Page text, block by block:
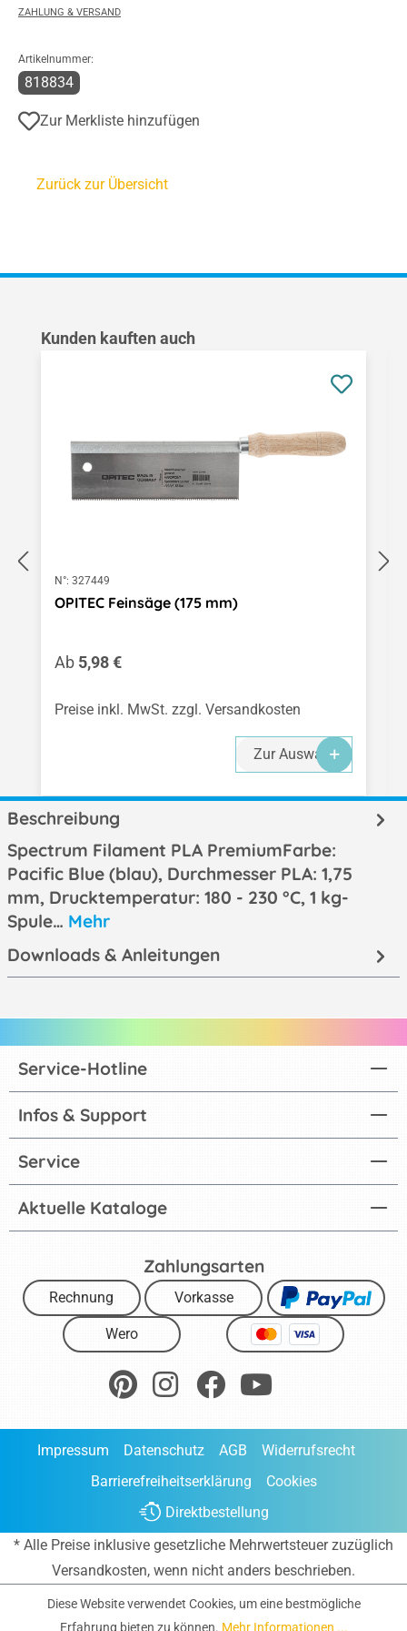
ZAHLUNG & VERSAND
Artikelnummer:
818834
Zur Merkliste hinzufügen
Zurück zur Übersicht
Produktgalerie überspringen
Kunden kauften auch
N°: 327449
OPITEC Feinsäge (175 mm)
Regulärer Preis:
Ab 5,98 €
Preise inkl. MwSt. zzgl. Versandkosten
Zur Auswahl
Beschreibung
Spectrum Filament PLA PremiumFarbe:
Pacific Blue (blau), Durchmesser PLA: 1,75
mm, Drucktemperatur: 180 - 230 °C, 1 kg-
Spule… Mehr
Downloads & Anleitungen
Aktuelle Kataloge
Service-Hotline
Infos & Support
Service
Zahlungsarten
Rechnung Vorkasse
Wero
Impressum Datenschutz AGB
Widerrufsrecht
Barrierefreiheitserklärung
Cookies
Direktbestellung
* Alle Preise inklusive gesetzliche Mehrwertsteuer zuzüglich
Versandkosten, wenn nicht anders beschrieben.
Diese Website verwendet Cookies, um eine bestmögliche
Erfahrung bieten zu können. Mehr Informationen ...